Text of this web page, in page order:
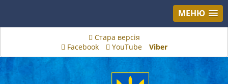
МЕНЮ
Стара версія
Facebook
YouTube Viber